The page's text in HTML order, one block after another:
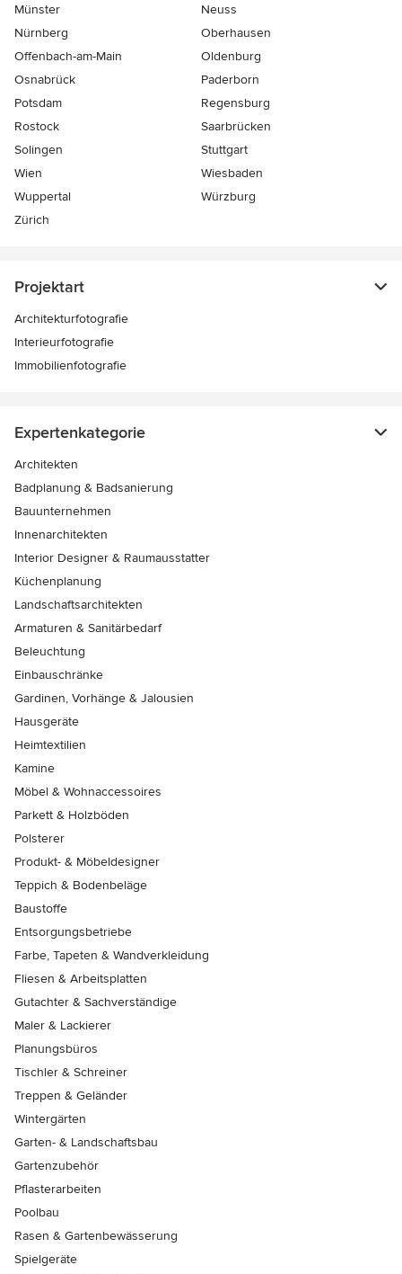
Münster
Neuss
Nürnberg
Oberhausen
Offenbach-am-Main
Oldenburg
Osnabrück
Paderborn
Potsdam
Regensburg
Rostock
Saarbrücken
Solingen
Stuttgart
Wien
Wiesbaden
Wuppertal
Würzburg
Zürich
Projektart
Architekturfotografie
Interieurfotografie
Immobilienfotografie
Expertenkategorie
Architekten
Badplanung & Badsanierung
Bauunternehmen
Innenarchitekten
Interior Designer & Raumausstatter
Küchenplanung
Landschaftsarchitekten
Armaturen & Sanitärbedarf
Beleuchtung
Einbauschränke
Gardinen, Vorhänge & Jalousien
Hausgeräte
Heimtextilien
Kamine
Möbel & Wohnaccessoires
Parkett & Holzböden
Polsterer
Produkt- & Möbeldesigner
Teppich & Bodenbeläge
Baustoffe
Entsorgungsbetriebe
Farbe, Tapeten & Wandverkleidung
Fliesen & Arbeitsplatten
Gutachter & Sachverständige
Maler & Lackierer
Planungsbüros
Tischler & Schreiner
Treppen & Geländer
Wintergärten
Garten- & Landschaftsbau
Gartenzubehör
Pflasterarbeiten
Poolbau
Rasen & Gartenbewässerung
Spielgeräte